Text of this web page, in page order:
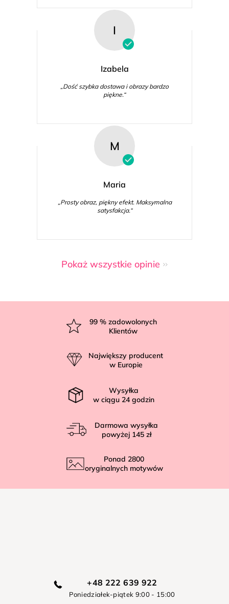
I
Izabela
„Dość szybka dostawa i obrazy bardzo
piękne.“
M
Maria
„Prosty obraz, piękny efekt. Maksymalna
satysfakcja.“
Pokaż wszystkie opinie
99 % zadowolonych
Klientów
Największy producent
w Europie
Wysyłka
w ciągu 24 godzin
Darmowa wysyłka
powyżej 145 zł
Ponad 2800
oryginalnych motywów
+48 222 639 922
Poniedziałek-piątek 9:00 - 15:00